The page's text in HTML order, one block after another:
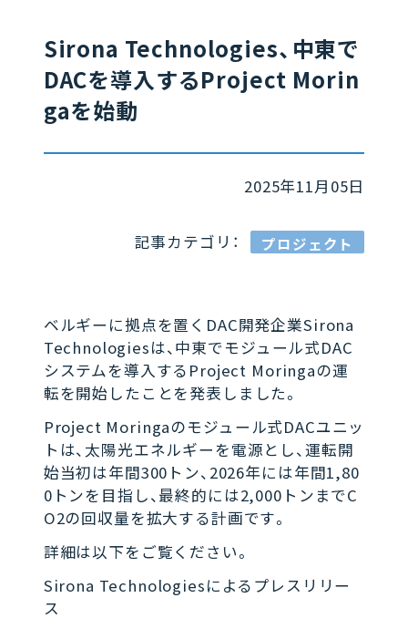
Sirona Technologies、中東で
DACを導入するProject Morin
gaを始動
2025年11月05日
記事カテゴリ： プロジェクト
ベルギーに拠点を置くDAC開発企業Sirona
Technologiesは、中東でモジュール式DAC
システムを導入するProject Moringaの運
転を開始したことを発表しました。
Project Moringaのモジュール式DACユニッ
トは、太陽光エネルギーを電源とし、運転開
始当初は年間300トン、2026年には年間1,80
0トンを目指し、最終的には2,000トンまでC
O2の回収量を拡大する計画です。
詳細は以下をご覧ください。
Sirona Technologiesによるプレスリリー
ス